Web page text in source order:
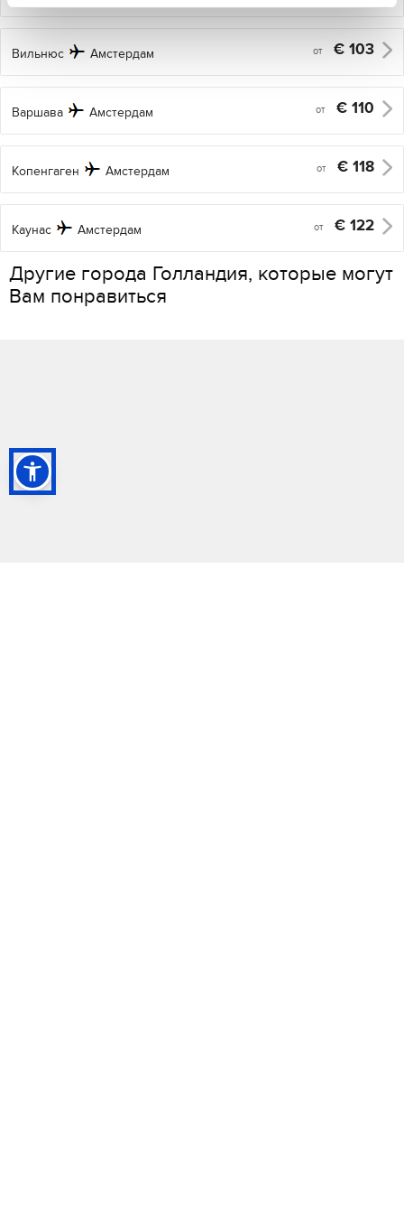
Вильнюс Амстердам от € 103
Варшава Амстердам от € 110
Копенгаген Амстердам от € 118
Каунас Амстердам от € 122
Другие города Голландия, которые могут
Вам понравиться